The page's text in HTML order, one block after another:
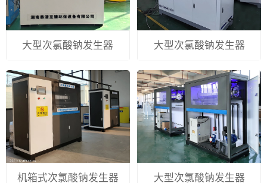
大型次氯酸钠发生器 大型次氯酸钠发生器
机箱式次氯酸钠发生器 大型次氯酸钠发生器